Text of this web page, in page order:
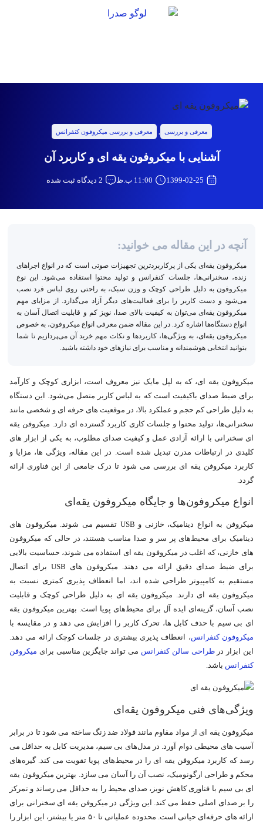
معرفی و بررسی معرفی و بررسی میکروفون کنفرانس
آشنایی با میکروفون یقه ای و کاربرد آن
1399-02-25 11:00 ب.ظ 2 دیدگاه ثبت شده
آنچه در این مقاله می خوانید:
میکروفون یقه‌ای یکی از پرکاربردترین تجهیزات صوتی است که در انواع اجراهای
زنده، سخنرانی‌ها، جلسات کنفرانس و تولید محتوا استفاده می‌شود. این نوع
میکروفون به دلیل طراحی کوچک و وزن سبک، به راحتی روی لباس فرد نصب
می‌شود و دست کاربر را برای فعالیت‌های دیگر آزاد می‌گذارد. از مزایای مهم
میکروفون یقه‌ای می‌توان به کیفیت بالای صدا، نویز کم و قابلیت اتصال آسان به
انواع دستگاه‌ها اشاره کرد. در این مقاله ضمن معرفی انواع میکروفون، به خصوص
میکروفون یقه‌ای، به ویژگی‌ها، کاربردها و نکات مهم خرید آن می‌پردازیم تا شما
بتوانید انتخابی هوشمندانه و مناسب برای نیازهای خود داشته باشید.
میکروفون یقه ای، که به لپل مایک نیز معروف است، ابزاری کوچک و کارآمد
برای ضبط صدای باکیفیت است که به لباس کاربر متصل می‌شود. این دستگاه
به دلیل طراحی کم‌ حجم و عملکرد بالا، در موقعیت‌ های حرفه‌ ای و شخصی مانند
سخنرانی‌ها، تولید محتوا و جلسات کاری کاربرد گسترده‌ ای دارد. میکروفن یقه‌
ای سخنرانی با ارائه آزادی عمل و کیفیت صدای مطلوب، به یکی از ابزار های
کلیدی در ارتباطات مدرن تبدیل شده است. در این مقاله، ویژگی‌ ها، مزایا و
کاربرد میکروفن یقه ای بررسی می‌ شود تا درک جامعی از این فناوری ارائه
گردد.
انواع میکروفون‌ها و جایگاه میکروفون یقه‌ای
میکروفن‌ به انواع دینامیک، خازنی و USB تقسیم می‌ شوند. میکروفون‌ های
دینامیک برای محیط‌های پر سر و صدا مناسب هستند، در حالی که میکروفون‌
های خازنی، که اغلب در میکروفون یقه‌ ای استفاده می‌ شوند، حساسیت بالایی
برای ضبط صدای دقیق ارائه می‌ دهند. میکروفون‌ های USB برای اتصال
مستقیم به کامپیوتر طراحی شده‌ اند، اما انعطاف‌ پذیری کمتری نسبت به
میکروفون یقه‌ ای دارند. میکروفون یقه‌ ای به دلیل طراحی کوچک و قابلیت
نصب آسان، گزینه‌ای ایده‌ آل برای محیط‌های پویا است. بهترین میکروفون یقه
ای بی سیم با حذف کابل‌ ها، تحرک کاربر را افزایش می‌ دهد و در مقایسه با
میکروفون کنفرانس، انعطاف‌ پذیری بیشتری در جلسات کوچک ارائه می‌ دهد.
این ابزار درطراحی سالن کنفرانس می‌ تواند جایگزین مناسبی برای میکروفن
کنفرانس باشد.
ویژگی‌های فنی میکروفون یقه‌ای
میکروفون یقه‌ ای از مواد مقاوم مانند فولاد ضد زنگ ساخته می‌ شود تا در برابر
آسیب‌ های محیطی دوام آورد. در مدل‌های بی‌ سیم، مدیریت کابل به حداقل می‌
رسد که کاربرد میکروفن یقه ای را در محیط‌های پویا تقویت می‌ کند. گیره‌های
محکم و طراحی ارگونومیک، نصب آن را آسان می‌ سازد. بهترین میکروفون یقه
ای بی سیم با فناوری کاهش نویز، صدای محیط را به حداقل می‌ رساند و تمرکز
را بر صدای اصلی حفظ می‌ کند. این ویژگی در میکروفن یقه‌ ای سخنرانی برای
ارائه‌ های حرفه‌ای حیاتی است. محدوده عملیاتی تا ۵۰ متر یا بیشتر، این ابزار را